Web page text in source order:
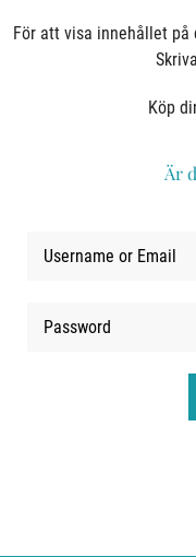
VARUKORG
För att visa innehållet på
Köp
Är